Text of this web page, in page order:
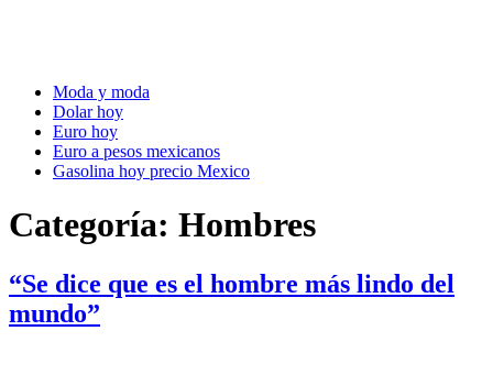
Moda y moda
Dolar hoy
Euro hoy
Euro a pesos mexicanos
Gasolina hoy precio Mexico
Categoría: Hombres
“Se dice que es el hombre más lindo del
mundo”